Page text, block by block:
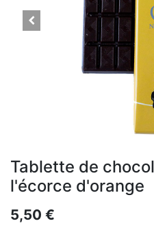
Tablette de
l'écorce d'orange
5,50 €